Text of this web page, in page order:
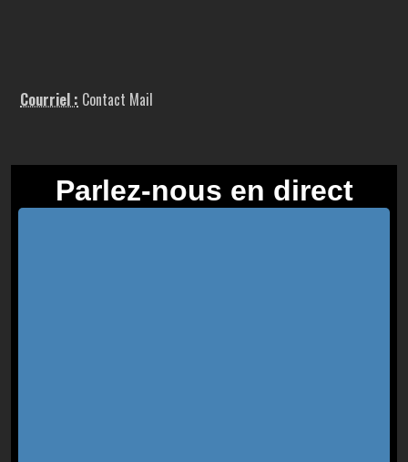
Courriel : Contact Mail